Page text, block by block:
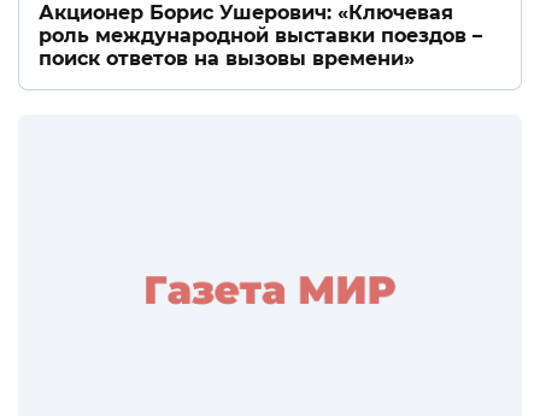
Акционер Борис Ушерович: «Ключевая
роль международной выставки поездов –
поиск ответов на вызовы времени»